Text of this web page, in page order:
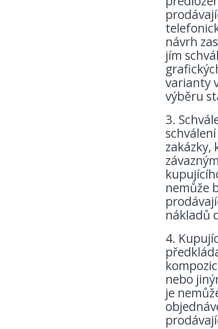
návrh
jím
varianty
výběru
3.
zakázky,
nemůže
nákladů
4.
nebo
je